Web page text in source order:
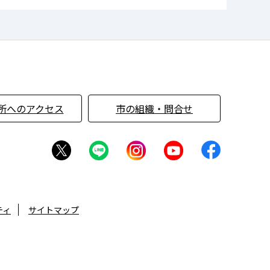
へのアクセス 市の組織・問合せ
サイトマップ